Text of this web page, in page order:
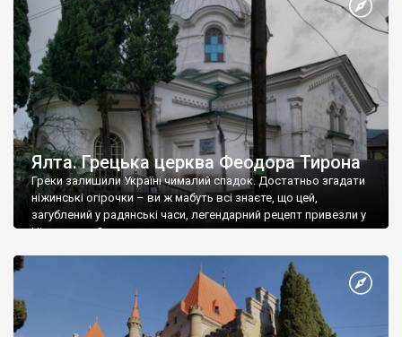
Ялта. Грецька церква Феодора Тирона
Греки залишили Україні чималий спадок. Достатньо згадати
ніжинські огірочки – ви ж мабуть всі знаєте, що цей,
загублений у радянські часи, легендарний рецепт привезли у
Ніжин греки?